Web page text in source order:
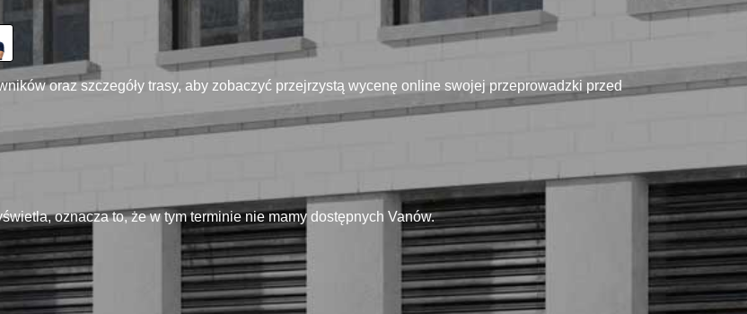
oraz szczegóły trasy, aby zobaczyć przejrzystą wycenę online swojej przeprowadzki przed
oznacza to, że w tym terminie nie mamy dostępnych Vanów.